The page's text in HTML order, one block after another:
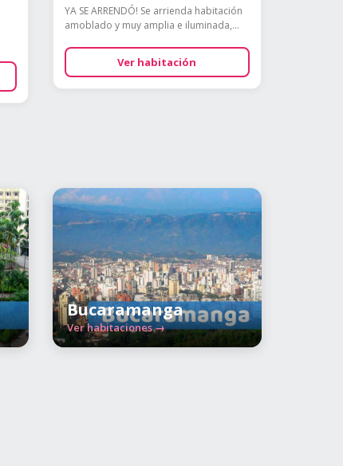
YA SE ARRENDÓ! Se arrienda habitación
amoblado y muy amplia e iluminada,...
Ver habitación
Bucaramanga
Ver habitaciones →